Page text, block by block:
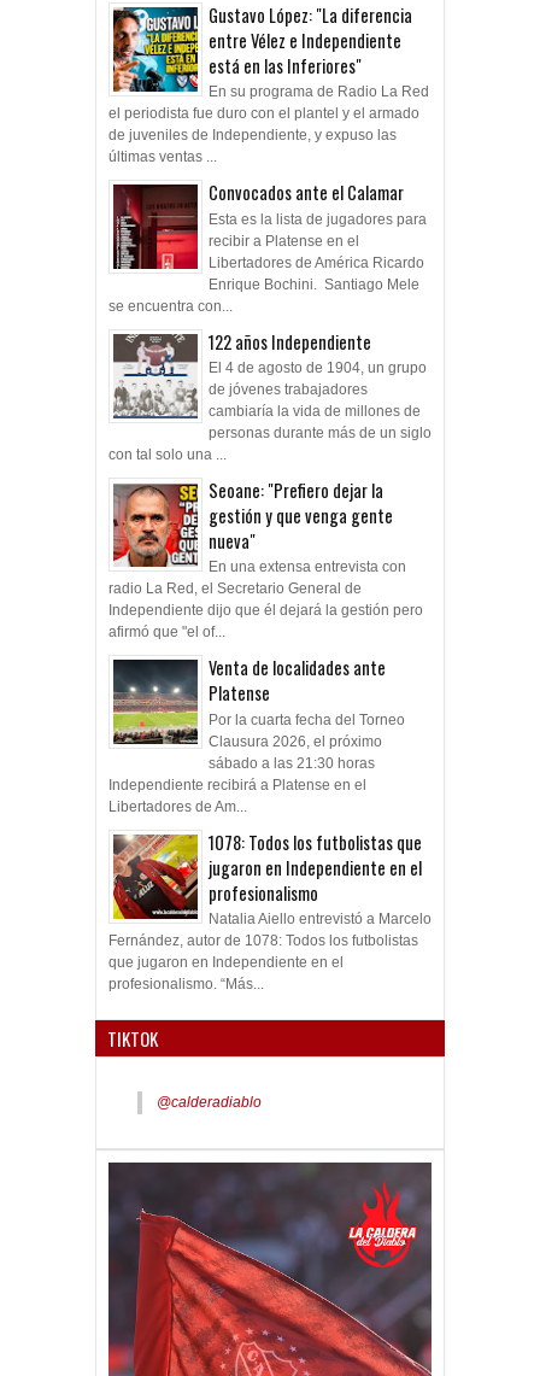
Gustavo López: "La diferencia
entre Vélez e Independiente
está en las Inferiores"
En su programa de Radio La Red
el periodista fue duro con el plantel y el armado
de juveniles de Independiente, y expuso las
últimas ventas ...
Convocados ante el Calamar
Esta es la lista de jugadores para
recibir a Platense en el
Libertadores de América Ricardo
Enrique Bochini. Santiago Mele
se encuentra con...
122 años Independiente
El 4 de agosto de 1904, un grupo
de jóvenes trabajadores
cambiaría la vida de millones de
personas durante más de un siglo
con tal solo una ...
Seoane: "Prefiero dejar la
gestión y que venga gente
nueva"
En una extensa entrevista con
radio La Red, el Secretario General de
Independiente dijo que él dejará la gestión pero
afirmó que "el of...
Venta de localidades ante
Platense
Por la cuarta fecha del Torneo
Clausura 2026, el próximo
sábado a las 21:30 horas
Independiente recibirá a Platense en el
Libertadores de Am...
1078: Todos los futbolistas que
jugaron en Independiente en el
profesionalismo
Natalia Aiello entrevistó a Marcelo
Fernández, autor de 1078: Todos los futbolistas
que jugaron en Independiente en el
profesionalismo. “Más...
TIKTOK
@calderadiablo